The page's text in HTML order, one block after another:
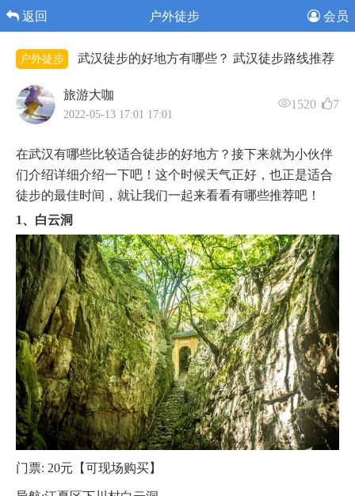
返回 户外徒步 会员
户外徒步 武汉徒步的好地方有哪些？ 武汉徒步路线推荐
旅游大咖
2022-05-13 17:01 17:01
1520 7
在武汉有哪些比较适合徒步的好地方？接下来就为小伙伴
们介绍详细介绍一下吧！这个时候天气正好，也正是适合
徒步的最佳时间，就让我们一起来看看有哪些推荐吧！
1、白云洞
门票: 20元【可现场购买】